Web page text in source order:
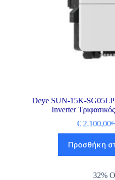
Deye SUN-15K-
Inverter
€
€ 2.100,00
Προσθήκη
32%